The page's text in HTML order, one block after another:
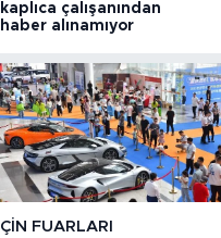
kaplıca çalışanından
haber alınamıyor
ÇIN FUARLARI